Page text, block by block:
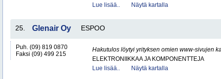
Lue lisää..
Näytä kartalla
25. Glenair Oy ESPOO
Puh. (09) 819 0870
Faksi (09) 499 215
Hakutulos löytyi yrityksen omien www-sivujen
ELEKTRONIIKKAA JA KOMPONENTTEJA
Lue lisää..
Näytä kartalla